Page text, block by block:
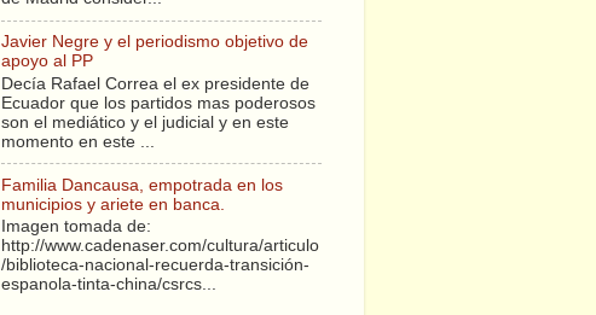
Javier Negre y el periodismo objetivo de
apoyo al PP
Decía Rafael Correa el ex presidente de
Ecuador que los partidos mas poderosos
son el mediático y el judicial y en este
momento en este ...
Familia Dancausa, empotrada en los
municipios y ariete en banca.
Imagen tomada de:
http://www.cadenaser.com/cultura/articulo
/biblioteca-nacional-recuerda-transición-
espanola-tinta-china/csrcs...